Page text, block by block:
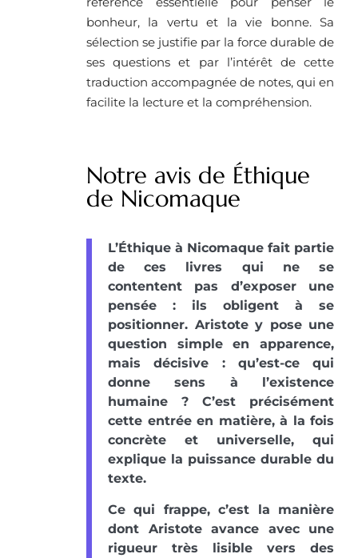
bonheur, la vertu et la vie bonne. Sa
sélection se justifie par la force durable de
ses questions et par l’intérêt de cette
traduction accompagnée de notes, qui en
facilite la lecture et la compréhension.
Notre avis de Éthique
de Nicomaque
L’Éthique à Nicomaque fait partie
de ces livres qui ne se
contentent pas d’exposer une
pensée : ils obligent à se
positionner. Aristote y pose une
question simple en apparence,
mais décisive : qu’est-ce qui
donne sens à l’existence
humaine ? C’est précisément
cette entrée en matière, à la fois
concrète et universelle, qui
explique la puissance durable du
texte.
Ce qui frappe, c’est la manière
dont Aristote avance avec une
rigueur très lisible vers des